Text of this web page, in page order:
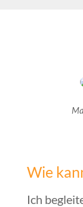
Wie
Ich